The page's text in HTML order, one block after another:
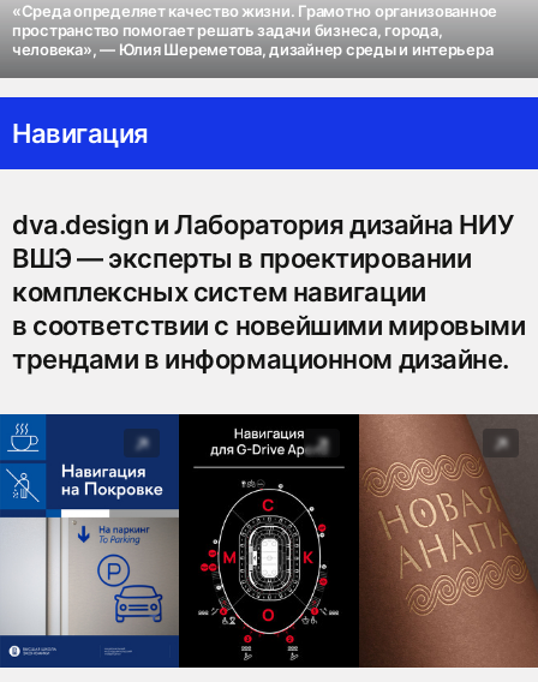
«Среда определяет качество жизни. Грамотно организованное
пространство помогает решать задачи бизнеса, города,
человека», — Юлия Шереметова, дизайнер среды и интерьера
Навигация
dva.design и Лаборатория дизайна НИУ
ВШЭ — эксперты в проектировании
комплексных систем навигации
в соответствии с новейшими мировыми
трендами в информационном дизайне.